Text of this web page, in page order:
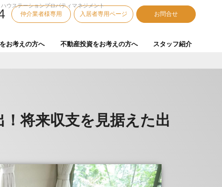
ウステーションプロパティマネジメント
仲介業者様専用 入居者専用ページ お問合せ
お考えの方へ 不動産投資をお考えの方へ スタッフ紹介
将来収支を見据えた出